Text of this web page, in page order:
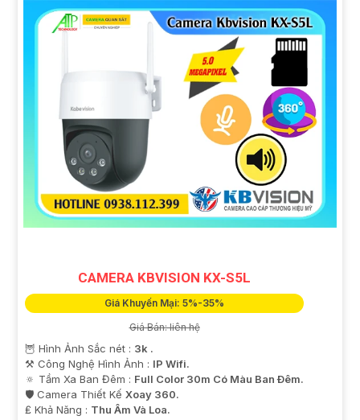
CAMERA KBVISION KX-S5L
Giá Khuyến Mại: 5%-35%
Giá Bán: liên hệ
🦉 Hình Ảnh Sắc nét : 3k .
⚒ Công Nghệ Hình Ảnh : IP Wifi.
🔅 Tầm Xa Ban Đêm : Full Color 30m Có Màu Ban Ðêm.
🛡 Camera Thiết Kế Xoay 360.
️₤ Khả Năng : Thu Âm Và Loa.